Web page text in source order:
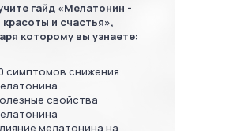
гайд «Мелатонин -
и счастья»,
которому вы узнаете:
симптомов снижения
свойства
мелатонина на